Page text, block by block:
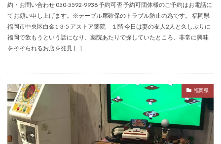
約・お問い合わせ 050-5592-9938 予約可否 予約可団体様のご予約はお電話に
てお願い申し上げます。※テーブル席確保のトラブル防止の為です。 福岡県
福岡市中央区白金1-3-5 アストア薬院 １階 今日は妻の友人2人と久しぶりに
福岡で飲もうという話になり、薬院あたりで探していたところ、非常に興味
をそそられるお店を発見 […]
福岡県